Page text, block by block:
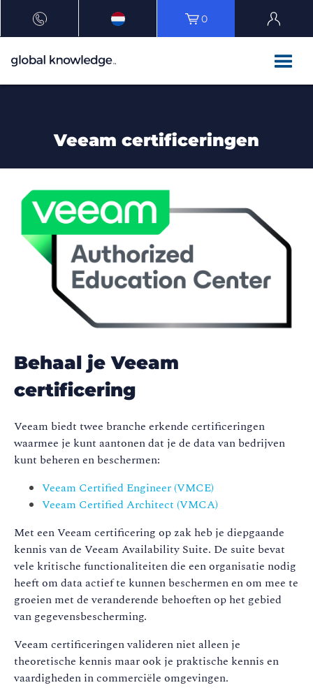
0
Veeam certificeringen
Behaal je Veeam
certificering
Veeam biedt twee branche erkende certificeringen
waarmee je kunt aantonen dat je de data van bedrijven
kunt beheren en beschermen:
Veeam Certified Engineer (VMCE)
Veeam Certified Architect (VMCA)
Met een Veeam certificering op zak heb je diepgaande
kennis van de Veeam Availability Suite. De suite bevat
vele kritische functionaliteiten die een organisatie nodig
heeft om data actief te kunnen beschermen en om mee te
groeien met de veranderende behoeften op het gebied
van gegevensbescherming.
Veeam certificeringen valideren niet alleen je
theoretische kennis maar ook je praktische kennis en
vaardigheden in commerciële omgevingen.